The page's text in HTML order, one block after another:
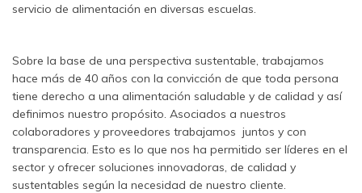
servicio de alimentación en diversas escuelas.
Sobre la base de una perspectiva sustentable, trabajamos
hace más de 40 años con la convicción de que toda persona
tiene derecho a una alimentación saludable y de calidad y así
definimos nuestro propósito. Asociados a nuestros
colaboradores y proveedores trabajamos juntos y con
transparencia. Esto es lo que nos ha permitido ser líderes en el
sector y ofrecer soluciones innovadoras, de calidad y
sustentables según la necesidad de nuestro cliente.